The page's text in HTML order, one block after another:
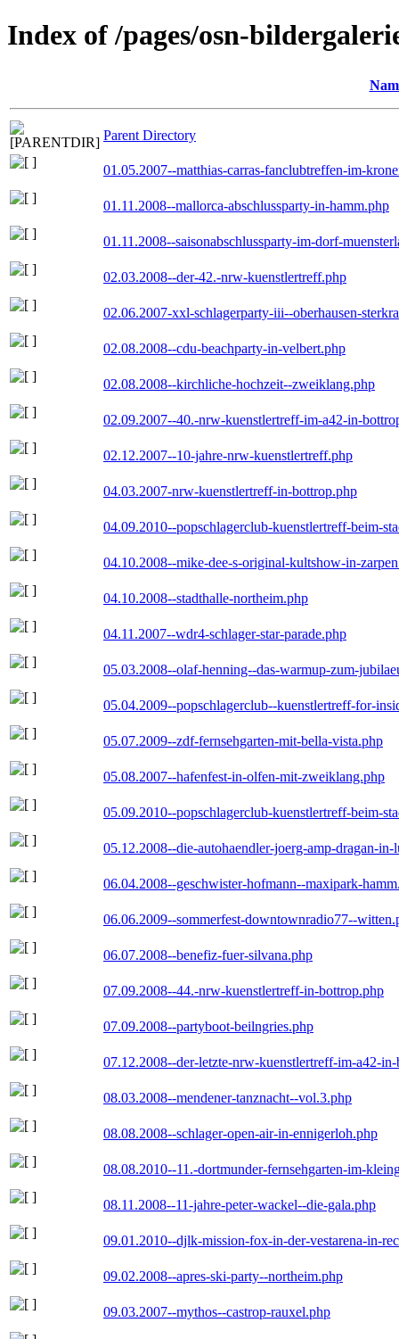
Index of /pages/osn-
Parent Directory
01.05.2007--matthias-carras-fanclubtreffen-im-
01.11.2008--mallorca-abschlussparty-in-hamm.php
01.11.2008--saisonabschlussparty-im-dorf-
02.03.2008--der-42.-nrw-kuenstlertreff.php
02.06.2007-xxl-schlagerparty-iii--oberhausen-
02.08.2008--cdu-beachparty-in-velbert.php
02.08.2008--kirchliche-hochzeit--zweiklang.php
02.09.2007--40.-nrw-kuenstlertreff-im-a42-in-
02.12.2007--10-jahre-nrw-kuenstlertreff.php
04.03.2007-nrw-kuenstlertreff-in-bottrop.php
04.09.2010--popschlagerclub-kuenstlertreff-beim-
04.10.2008--mike-dee-s-original-kultshow-in-
04.10.2008--stadthalle-northeim.php
04.11.2007--wdr4-schlager-star-parade.php
05.03.2008--olaf-henning--das-warmup-zum-
05.04.2009--popschlagerclub--kuenstlertreff-for-
05.07.2009--zdf-fernsehgarten-mit-bella-vista.php
05.08.2007--hafenfest-in-olfen-mit-zweiklang.php
05.09.2010--popschlagerclub-kuenstlertreff-beim-
05.12.2008--die-autohaendler-joerg-amp-dragan-in-
06.04.2008--geschwister-hofmann--maxipark-
06.06.2009--sommerfest-downtownradio77--
06.07.2008--benefiz-fuer-silvana.php
07.09.2008--44.-nrw-kuenstlertreff-in-bottrop.php
07.09.2008--partyboot-beilngries.php
07.12.2008--der-letzte-nrw-kuenstlertreff-im-a42-
08.03.2008--mendener-tanznacht--vol.3.php
08.08.2008--schlager-open-air-in-ennigerloh.php
08.08.2010--11.-dortmunder-fernsehgarten-im-
08.11.2008--11-jahre-peter-wackel--die-gala.php
09.01.2010--djlk-mission-fox-in-der-vestarena-in-
09.02.2008--apres-ski-party--northeim.php
09.03.2007--mythos--castrop-rauxel.php